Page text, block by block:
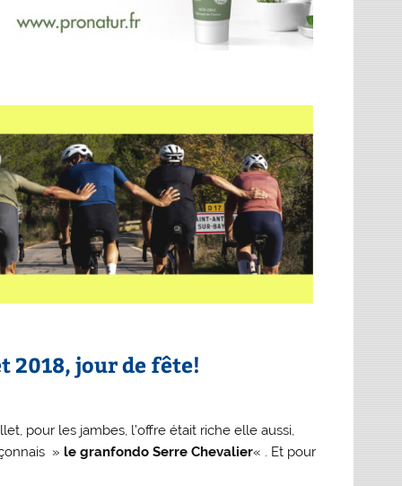
2018, jour de fête!
pour les jambes, l’offre était riche elle aussi,
» le granfondo Serre Chevalier« . Et pour